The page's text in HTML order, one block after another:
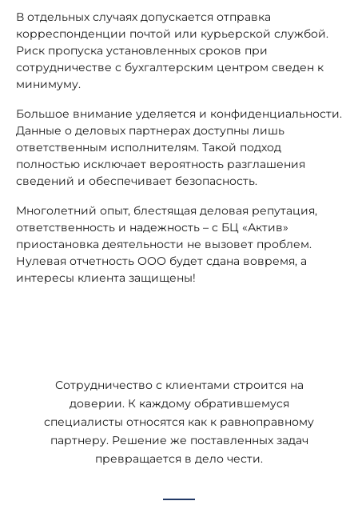
В отдельных случаях допускается отправка
корреспонденции почтой или курьерской службой.
Риск пропуска установленных сроков при
сотрудничестве с бухгалтерским центром сведен к
минимуму.
Большое внимание уделяется и конфиденциальности.
Данные о деловых партнерах доступны лишь
ответственным исполнителям. Такой подход
полностью исключает вероятность разглашения
сведений и обеспечивает безопасность.
Многолетний опыт, блестящая деловая репутация,
ответственность и надежность – с БЦ «Актив»
приостановка деятельности не вызовет проблем.
Нулевая отчетность ООО будет сдана вовремя, а
интересы клиента защищены!
Сотрудничество с клиентами строится на
доверии. К каждому обратившемуся
специалисты относятся как к равноправному
партнеру. Решение же поставленных задач
превращается в дело чести.